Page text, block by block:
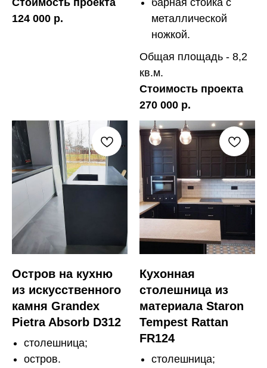
124 000 р.
металлической
ножкой.
Общая площадь - 8,2
кв.м.
Стоимость проекта
270 000 р.
Остров на кухню
из искусственного
камня Grandex
Pietra Absorb D312
столешница;
остров.
Кухонная
столешница из
материала Staron
Tempest Rattan
FR124
столешница;